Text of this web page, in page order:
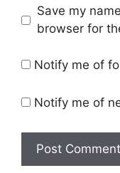
Save my
browser for
Notify me of
Notify me of